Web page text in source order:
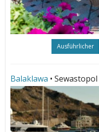
Ausführlicher
Balaklawa • Sewastopol